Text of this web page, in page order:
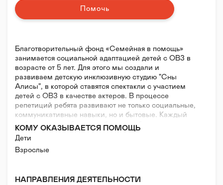
Благотворительный фонд «Семейная в помощь»
занимается социальной адаптацией детей с ОВЗ в
возрасте от 5 лет. Для этого мы создали и
развиваем детскую инклюзивную студию "Сны
Алисы", в которой ставятся спектакли с участием
детей с ОВЗ в качестве актеров. В процессе
репетиций ребята развивают не только социальные,
коммуникативные навыки, но и бытовые. Каждый
ребенок сам выбирает себе роль в будущем
спектакле, а задача режиссера - помочь ребенку
раскрыться через образ в постановке.
Участие в спектаклях студии доступно каждому.
Таким образом, происходит популяризация
КОМУ ОКАЗЫВАЕТСЯ ПОМОЩЬ
Дети
Взрослые
НАПРАВЛЕНИЯ ДЕЯТЕЛЬНОСТИ
Помочь